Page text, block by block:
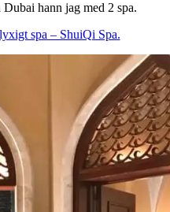
hann jag med 2 spa.
spa – ShuiQi Spa.